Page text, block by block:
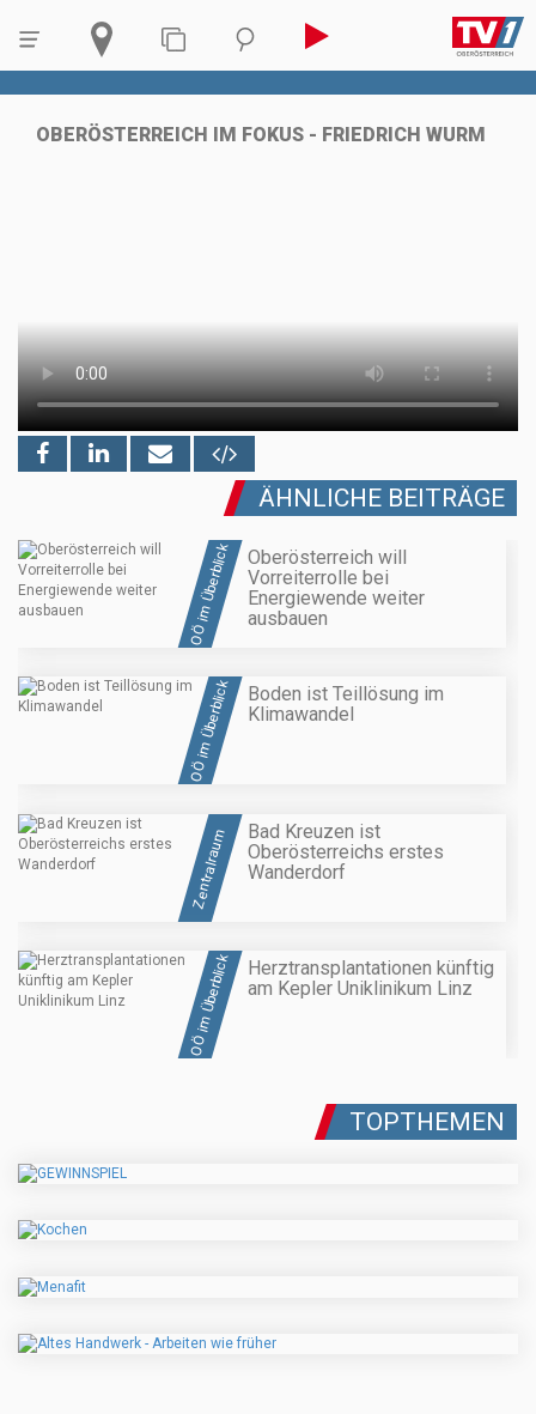
OBERÖSTERREICH IM FOKUS - FRIEDRICH WURM
ÄHNLICHE BEITRÄGE
OÖ im Überblick
Oberösterreich will
Vorreiterrolle bei
Energiewende weiter
ausbauen
OÖ im Überblick
Boden ist Teillösung im
Klimawandel
Zentralraum
Bad Kreuzen ist
Oberösterreichs erstes
Wanderdorf
OÖ im Überblick
Herztransplantationen künftig
am Kepler Uniklinikum Linz
TOPTHEMEN